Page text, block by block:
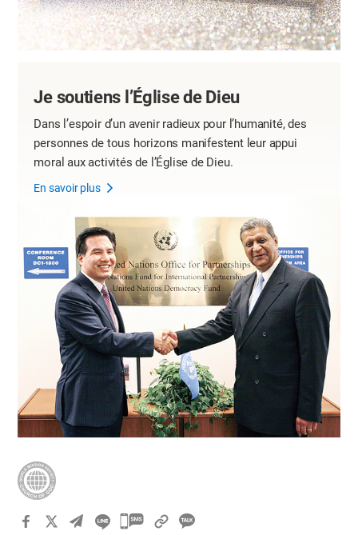
Je soutiens l’Église de Dieu
Dans l’espoir d’un avenir radieux pour l’humanité,des
personnes de tous horizons manifestent leur appui
moral aux activités de l’Église de Dieu.
En savoir plus
카